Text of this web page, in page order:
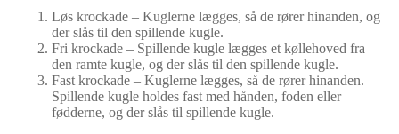
Løs krockade – Kuglerne lægges, så de rører hinanden, og
der slås til den spillende kugle.
Fri krockade – Spillende kugle lægges et køllehoved fra
den ramte kugle, og der slås til den spillende kugle.
Fast krockade – Kuglerne lægges, så de rører hinanden.
Spillende kugle holdes fast med hånden, foden eller
fødderne, og der slås til spillende kugle.